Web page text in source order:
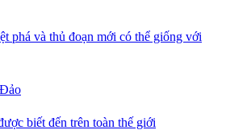
phá và thủ đoạn mới có thể giống với
biết đến trên toàn thế giới